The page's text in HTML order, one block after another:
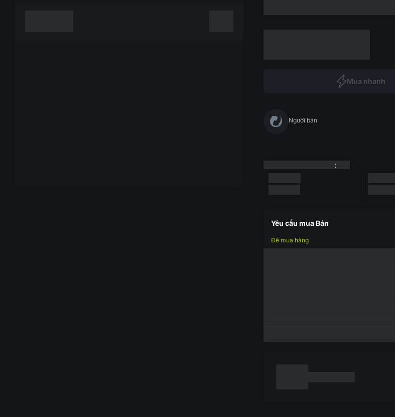
Mua nhanh
Người bán
:
Yêu cầu mua Bán
Để mua hàng